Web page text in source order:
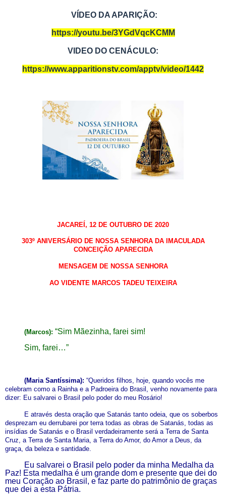
VÍDEO DA APARIÇÃO:
https://youtu.be/3YGdVqcKCMM
VIDEO DO CENÁCULO:
https://www.apparitionstv.com/apptv/video/1442
JACAREÍ, 12 DE OUTUBRO DE 2020
303º ANIVERSÁRIO DE NOSSA SENHORA DA IMACULADA
CONCEIÇÃO APARECIDA
MENSAGEM DE NOSSA SENHORA
AO VIDENTE MARCOS TADEU TEIXEIRA
(Marcos): “Sim Mãezinha, farei sim!
Sim, farei…”
(Maria Santíssima): “Queridos filhos, hoje, quando vocês me
celebram como a Rainha e a Padroeira do Brasil, venho novamente para
dizer: Eu salvarei o Brasil pelo poder do meu Rosário!
E através desta oração que Satanás tanto odeia, que os soberbos
desprezam eu derrubarei por terra todas as obras de Satanás, todas as
insídias de Satanás e o Brasil verdadeiramente será a Terra de Santa
Cruz, a Terra de Santa Maria, a Terra do Amor, do Amor a Deus, da
graça, da beleza e santidade.
Eu salvarei o Brasil pelo poder da minha Medalha da
Paz! Esta medalha é um grande dom e presente que dei do
meu Coração ao Brasil, e faz parte do patrimônio de graças
que dei a esta Pátria.